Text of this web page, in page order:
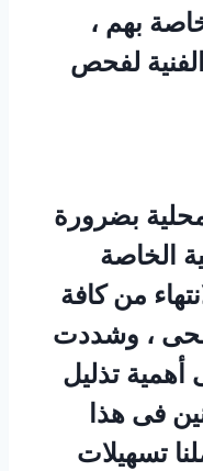
بهم ،
لفحص
بضرورة
الخاصة
من كافة
، وشددت
تذليل
فى هذا
تسهيلات